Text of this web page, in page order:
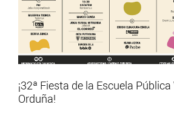
¡32ª Fiesta de la Escuela
Orduña!